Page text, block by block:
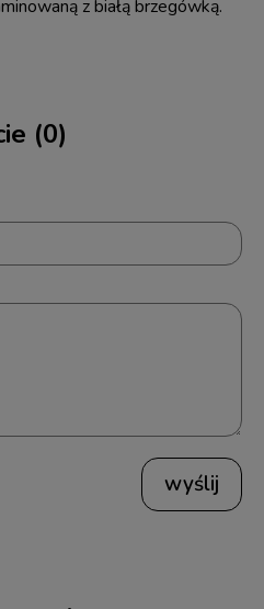
z białą brzegówką.
(0)
wyślij